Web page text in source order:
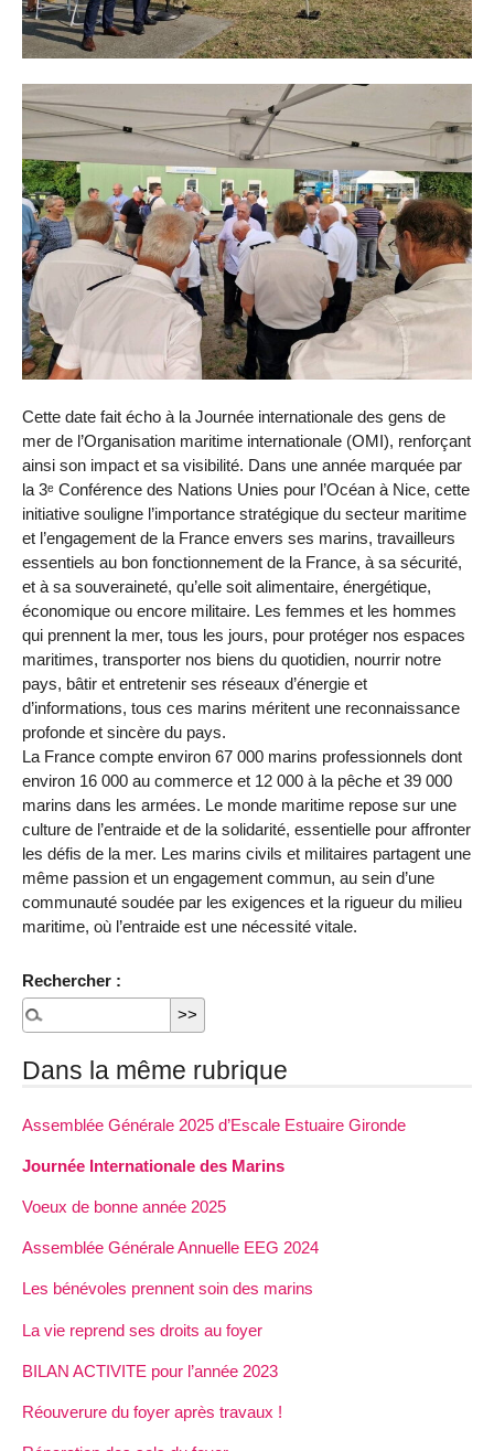
Cette date fait écho à la Journée internationale des gens de
mer de l’Organisation maritime internationale (OMI), renforçant
ainsi son impact et sa visibilité. Dans une année marquée par
la 3ᵉ Conférence des Nations Unies pour l’Océan à Nice, cette
initiative souligne l’importance stratégique du secteur maritime
et l’engagement de la France envers ses marins, travailleurs
essentiels au bon fonctionnement de la France, à sa sécurité,
et à sa souveraineté, qu’elle soit alimentaire, énergétique,
économique ou encore militaire. Les femmes et les hommes
qui prennent la mer, tous les jours, pour protéger nos espaces
maritimes, transporter nos biens du quotidien, nourrir notre
pays, bâtir et entretenir ses réseaux d’énergie et
d’informations, tous ces marins méritent une reconnaissance
profonde et sincère du pays.
La France compte environ 67 000 marins professionnels dont
environ 16 000 au commerce et 12 000 à la pêche et 39 000
marins dans les armées. Le monde maritime repose sur une
culture de l’entraide et de la solidarité, essentielle pour affronter
les défis de la mer. Les marins civils et militaires partagent une
même passion et un engagement commun, au sein d’une
communauté soudée par les exigences et la rigueur du milieu
maritime, où l’entraide est une nécessité vitale.
Rechercher :
Dans la même rubrique
Assemblée Générale 2025 d’Escale Estuaire Gironde
Journée Internationale des Marins
Voeux de bonne année 2025
Assemblée Générale Annuelle EEG 2024
Les bénévoles prennent soin des marins
La vie reprend ses droits au foyer
BILAN ACTIVITE pour l’année 2023
Réouverure du foyer après travaux !